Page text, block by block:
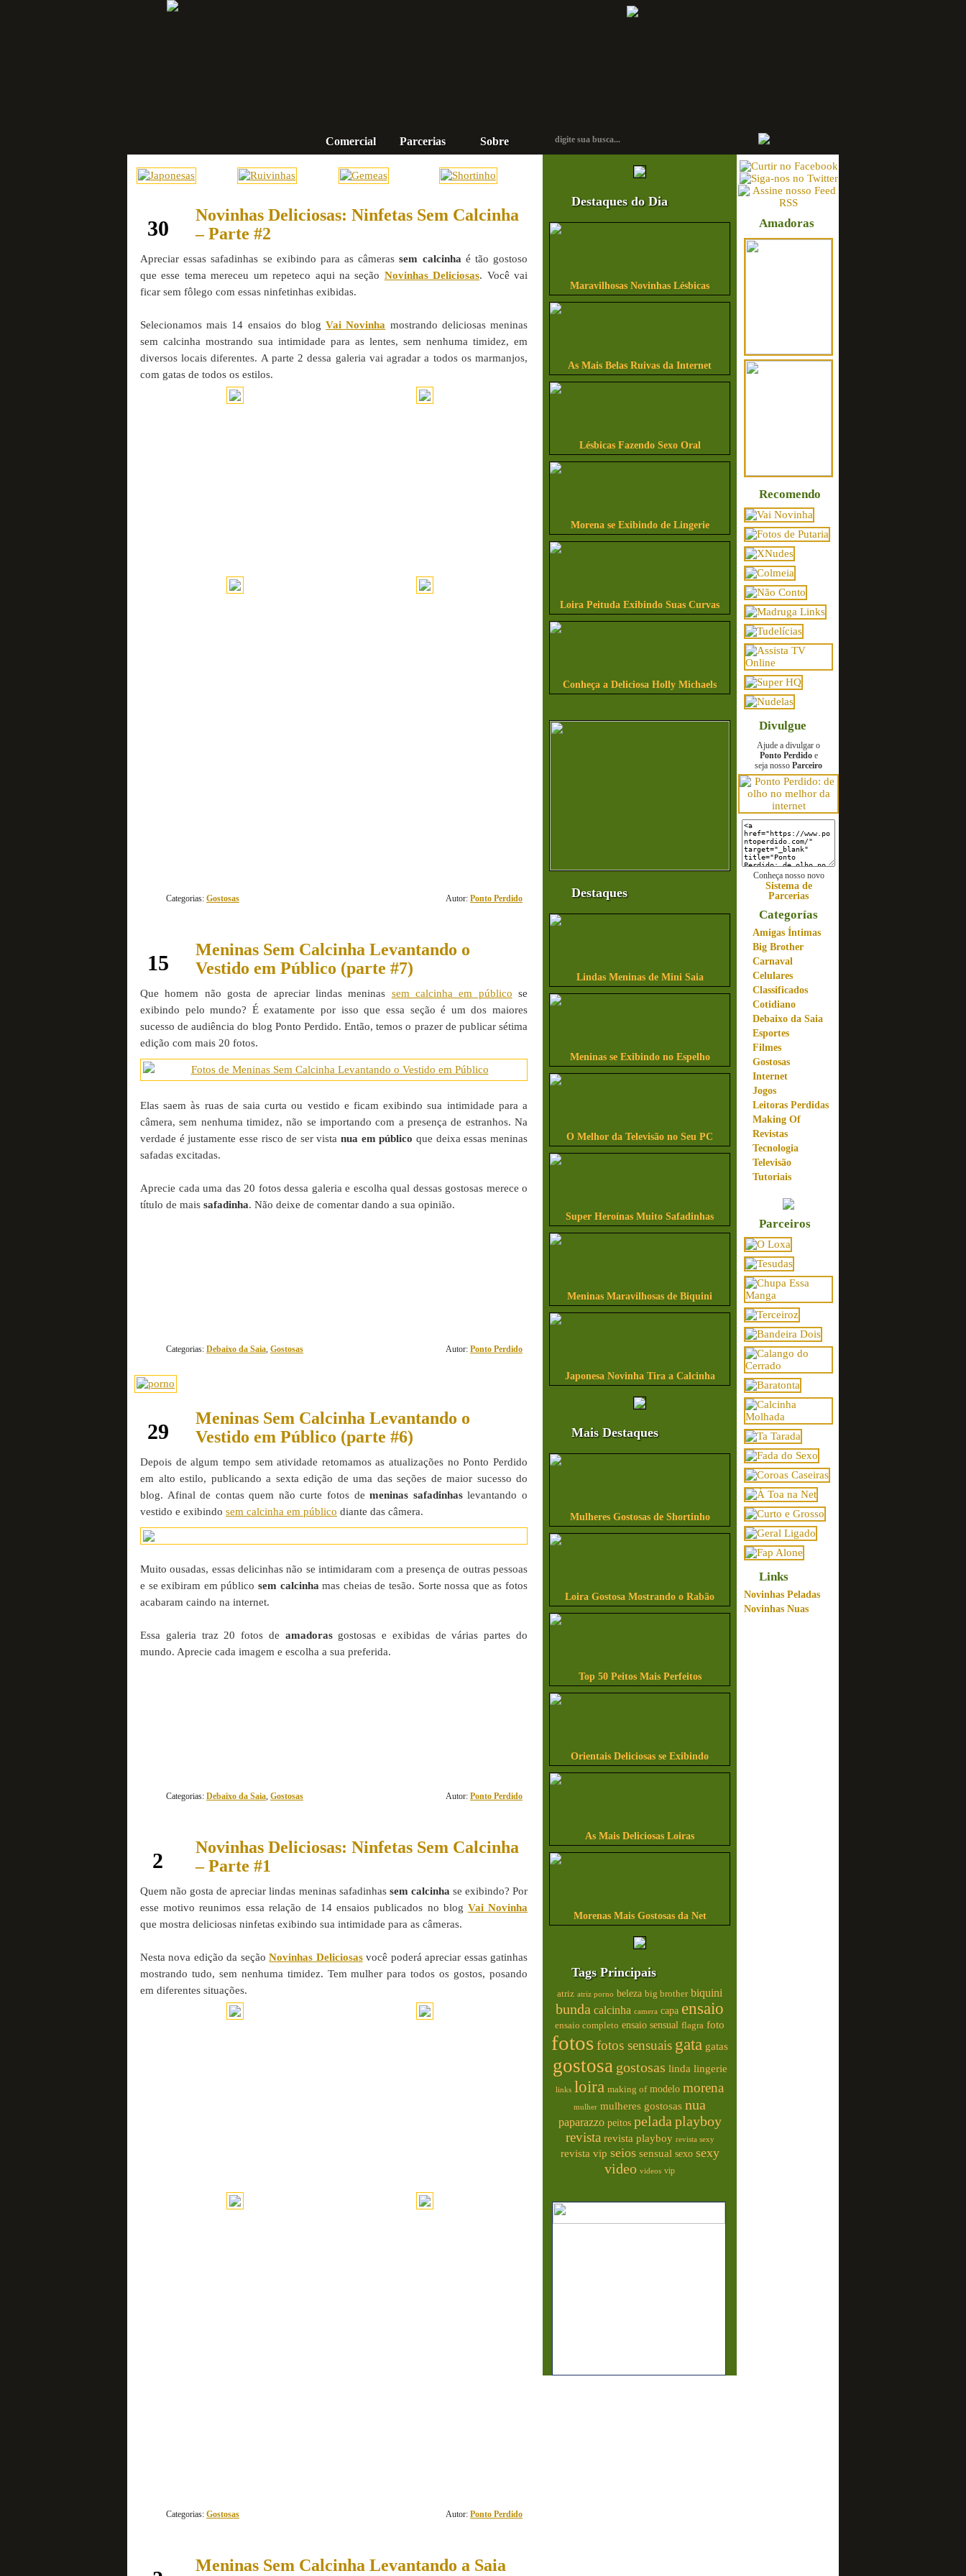
Sobre
Parcerias
Comercial
30
Novinhas Deliciosas: Ninfetas Sem Calcinha
– Parte #2
Apreciar essas safadinhas se exibindo para as câmerassem calcinha é tão gostoso
que esse tema mereceu um repeteco aqui na seção Novinhas Deliciosas. Você vai
ficar sem fôlego com essas ninfetinhas exibidas.
Selecionamos mais 14 ensaios do blogVai Novinha mostrando deliciosas meninas
sem calcinha mostrando sua intimidade para as lentes, sem nenhuma timidez, em
diversos locais diferentes. A parte 2 dessa galeria vai agradar a todos os marmanjos,
com gatas de todos os estilos.
Categorias: Gostosas Autor: Ponto Perdido
15
Meninas Sem Calcinha Levantando o
Vestido em Público (parte #7)
Que homem não gosta de apreciar lindas meninas sem calcinha em público se
exibindo pelo mundo? É exatamente por isso que essa seção é um dos maiores
sucesso de audiência do blog Ponto Perdido. Então, temos o prazer de publicar sétima
edição com mais 20 fotos.
Elas saem às ruas de saia curta ou vestido e ficam exibindo sua intimidade para a
câmera, sem nenhuma timidez, não se importando com a presença de estranhos. Na
verdade é justamente esse risco de ser vistanua em público que deixa essas meninas
safadas excitadas.
Aprecie cada uma das 20 fotos dessa galeria e escolha qual dessas gostosas merece o
título de mais safadinha. Não deixe de comentar dando a sua opinião.
Categorias: Debaixo da Saia, Gostosas Autor: Ponto Perdido
29
Meninas Sem Calcinha Levantando o
Vestido em Público (parte #6)
Depois de algum tempo sem atividade retomamos as atualizações no Ponto Perdido
em alto estilo, publicando a sexta edição de uma das seções de maior sucesso do
blog. Afinal de contas quem não curte fotos demeninas safadinhaslevantando o
vestido e exibindo sem calcinha em público diante das câmera.
Muito ousadas, essas delicinhas não se intimidaram com a presença de outras pessoas
e se exibiram em público sem calcinha mas cheias de tesão. Sorte nossa que as fotos
acabaram caindo na internet.
Essa galeria traz 20 fotos de amadorasgostosas e exibidas de várias partes do
mundo. Aprecie cada imagem e escolha a sua preferida.
Categorias: Debaixo da Saia, Gostosas Autor: Ponto Perdido
2
Novinhas Deliciosas: Ninfetas Sem Calcinha
– Parte #1
Quem não gosta de apreciar lindas meninas safadinhas sem calcinha se exibindo? Por
esse motivo reunimos essa relação de 14 ensaios publicados no blog Vai Novinha
que mostra deliciosas ninfetas exibindo sua intimidade para as câmeras.
Nesta nova edição da seçãoNovinhas Deliciosasvocê poderá apreciar essas gatinhas
mostrando tudo, sem nenhuma timidez. Tem mulher para todos os gostos, posando
em diferentes situações.
Categorias: Gostosas Autor: Ponto Perdido
Meninas Sem Calcinha Levantando a Saia
Destaques do Dia
Maravilhosas Novinhas Lésbicas
As Mais Belas Ruivas da Internet
Lésbicas Fazendo Sexo Oral
Morena se Exibindo de Lingerie
Loira Peituda Exibindo Suas Curvas
Conheça a Deliciosa Holly Michaels
Destaques
Lindas Meninas de Mini Saia
Meninas se Exibindo no Espelho
O Melhor da Televisão no Seu PC
Super Heroínas Muito Safadinhas
Meninas Maravilhosas de Biquini
Japonesa Novinha Tira a Calcinha
Mais Destaques
Mulheres Gostosas de Shortinho
Loira Gostosa Mostrando o Rabão
Top 50 Peitos Mais Perfeitos
Orientais Deliciosas se Exibindo
As Mais Deliciosas Loiras
Morenas Mais Gostosas da Net
Tags Principais
atriz atriz porno beleza big brother biquini
bunda calcinha camera capa ensaio
ensaio completo ensaio sensual flagra foto
fotosfotos sensuais gata gatas
gostosa gostosas linda lingerie
links loira making of modelo morena
mulher mulheres gostosas nua
paparazzo peitos pelada playboy
revista revista playboy revista sexy
revista vip seios sensual sexo sexy
video videos vip
Amadoras
Recomendo
Divulgue
Ajude a divulgar o
Ponto Perdidoe
seja nosso Parceiro
Conheça nosso novo
Sistema de
Parcerias
Categorías
Amigas Íntimas
Big Brother
Carnaval
Celulares
Classificados
Cotidiano
Debaixo da Saia
Esportes
Filmes
Gostosas
Internet
Jogos
Leitoras Perdidas
Making Of
Revistas
Tecnologia
Televisão
Tutoriais
Parceiros
Links
Novinhas Peladas
Novinhas Nuas